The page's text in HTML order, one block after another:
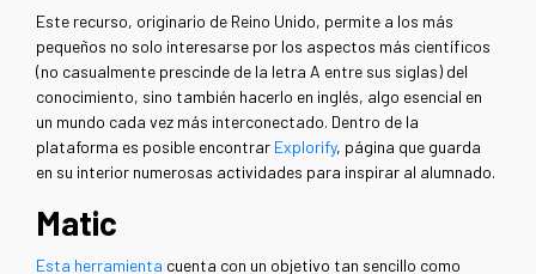
Este recurso, originario de Reino Unido, permite a los más
pequeños no solo interesarse por los aspectos más científicos
(no casualmente prescinde de la letra A entre sus siglas) del
conocimiento, sino también hacerlo en inglés, algo esencial en
un mundo cada vez más interconectado. Dentro de la
plataforma es posible encontrar Explorify, página que guarda
en su interior numerosas actividades para inspirar al alumnado.
Matic
Esta herramienta cuenta con un objetivo tan sencillo como